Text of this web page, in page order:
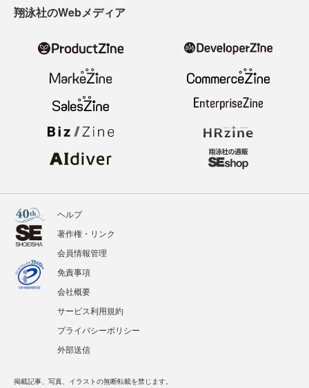
翔泳社のWebメディア
ヘルプ
著作権・リンク
会員情報管理
免責事項
会社概要
サービス利用規約
プライバシーポリシー
外部送信
掲載記事、写真、イラストの無断転載を禁じます。